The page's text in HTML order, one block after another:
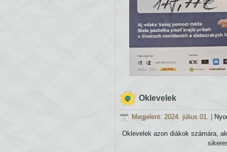
Oklevelek
Megjelent: 2024. július 01.
Oklevelek azon diákok számára,